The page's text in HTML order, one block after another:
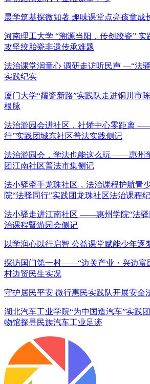
晨学筑基探微知著 趣味课堂点亮孩童成
河南理工大学 “溯源当阳，传创绞瓷” 实
攻坚绞胎瓷非遗传承难题
法治课堂润童心 调研走访听民声 —“法
实践纪实
厦门大学“耀瓷新路”实践队走进铜川市
根脉
法治游园会进社区，社矫中心零距离
行”实践团城东社区普法实践侧记
法治游园会，学法也能这么玩 ——惠州
团江南社区普法市集侧记
法小驿牵手龙珠社区，法治课程护航
院“法驿同行”实践团龙珠社区法治课程
法小驿走进江南社区 ——惠州学院“法驿
治课程暨游园会侧记
以学润心以行启智 公益课堂赋能少年逐
探访国门第一村——“边关产业・兴边富
村边贸民生实况
守护居民平安 微行惠民实践队开展安全
湖北汽车工业学院“为中国造汽车”实践
物馆探寻民族汽车工业足迹